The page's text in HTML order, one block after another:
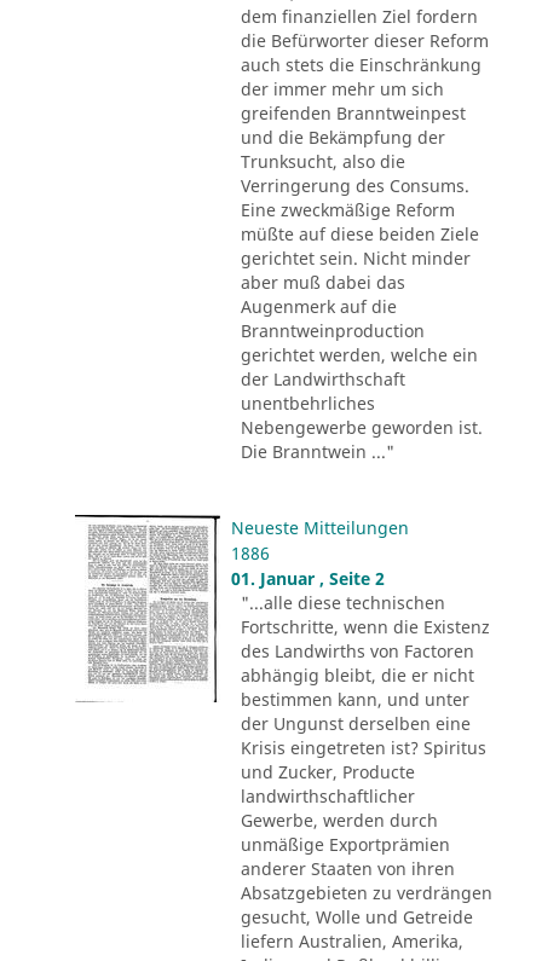
dem finanziellen Ziel fordern
die Befürworter dieser Reform
auch stets die Einschränkung
der immer mehr um sich
greifenden Branntweinpest
und die Bekämpfung der
Trunksucht, also die
Verringerung des Consums.
Eine zweckmäßige Reform
müßte auf diese beiden Ziele
gerichtet sein. Nicht minder
aber muß dabei das
Augenmerk auf die
Branntweinproduction
gerichtet werden, welche ein
der Landwirthschaft
unentbehrliches
Nebengewerbe geworden ist.
Die Branntwein ..."
Neueste Mitteilungen
1886
01. Januar , Seite 2
"...alle diese technischen
Fortschritte, wenn die Existenz
des Landwirths von Factoren
abhängig bleibt, die er nicht
bestimmen kann, und unter
der Ungunst derselben eine
Krisis eingetreten ist? Spiritus
und Zucker, Producte
landwirthschaftlicher
Gewerbe, werden durch
unmäßige Exportprämien
anderer Staaten von ihren
Absatzgebieten zu verdrängen
gesucht, Wolle und Getreide
liefern Australien, Amerika,